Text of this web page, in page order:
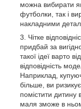
можна вибирати
футболки, так і
накладними
Чітке
придбай за
такої ідеї варто
відповідність
Наприклад,
більше, ви
помістити
маля зможе в